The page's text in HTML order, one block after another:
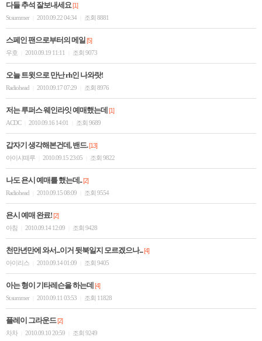
다들 추석 잘보내세요[1]
St.summer
2010.09.22 04:34 조회 8881
스페인 팬으로부터의 메일[5]
우호
2010.09.19 11:11 조회 9073
오늘 트윗으로 만난 rh인 나와랏!
Radiohead 2010.09.17 07:29 조회 8976
저는 루퍼스 웨인라잇 예매했는데 [1]
ACDC
2010.09.16 14:01 조회 9689
갑자기 생각해본건데, 밴드.[13]
아이시떼루
2010.09.15 23:05 조회 9822
나도 욘시 예매를 했는데..[2]
Radiohead
2010.09.15 08:09 조회 9554
욘시 예매 완료![2]
아침
2010.09.14 12:09 조회 9428
천만년만에 와서...이거 뒷북일지 모르겠으나...[4]
아이리스
2010.09.14 01:09 조회 9405
아는 형이 기타레슨을 하는데 [4]
St.summer
2010.09.11 03:53 조회 11828
플레이 그라운드[2]
차차
2010.09.10 20:59 조회 9249